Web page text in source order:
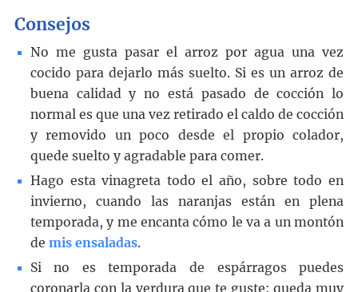
Consejos
No me gusta pasar el arroz por agua una vez
cocido para dejarlo más suelto. Si es un arroz de
buena calidad y no está pasado de cocción lo
normal es que una vez retirado el caldo de cocción
y removido un poco desde el propio colador,
quede suelto y agradable para comer.
Hago esta vinagreta todo el año, sobre todo en
invierno, cuando las naranjas están en plena
temporada, y me encanta cómo le va a un montón
de mis ensaladas.
Si no es temporada de espárragos puedes
coronarla con la verdura que te guste: queda muy